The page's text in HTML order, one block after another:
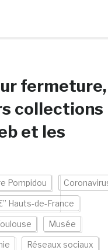
fermeture,
collections
et les
Pompidou
Hauts-de-France
Musée
Réseaux sociaux